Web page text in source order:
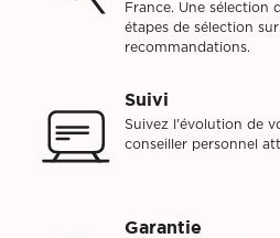
France. Une sélection
étapes de sélection
recommandations.
Suivi
Suivez l'évolution de
conseiller personnel
Garantie